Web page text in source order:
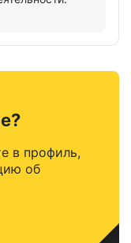
в профиль,
об